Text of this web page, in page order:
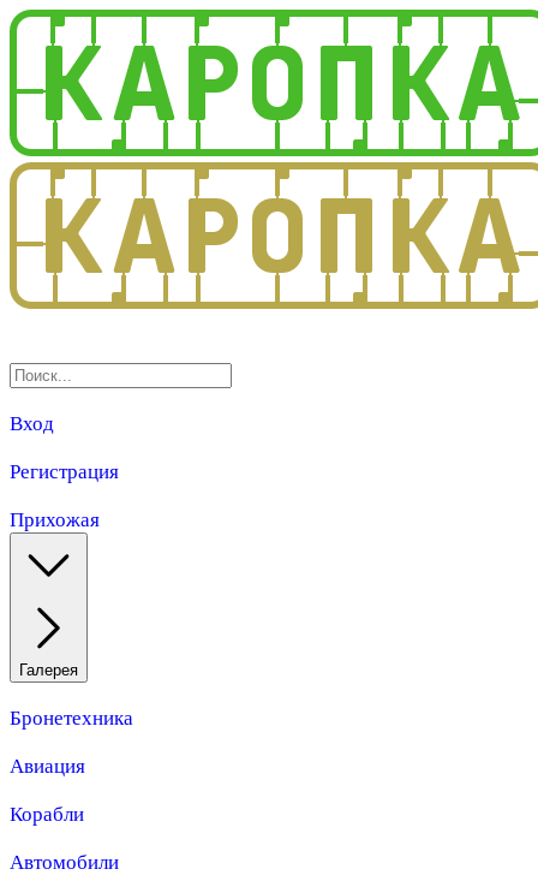
Вход
Регистрация
Прихожая
Галерея
Бронетехника
Авиация
Корабли
Автомобили